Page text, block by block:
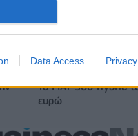
Data Access
Επιτροπή και νέο
Γιαγλής
Το FIAT 500 Hybrid
ευρώ